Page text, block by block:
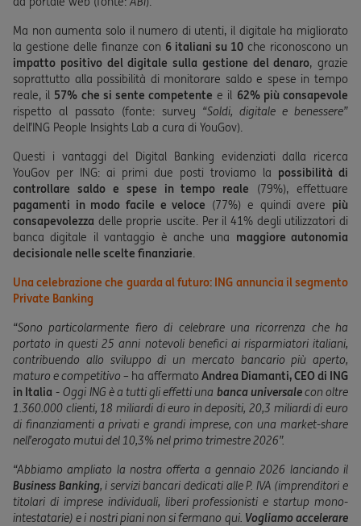
Ma non aumenta solo il numero di utenti, il digitale ha migliorato
la gestione delle finanze con 6 italiani su 10 che riconoscono un
impatto positivo del digitale sulla gestione del denaro, grazie
soprattutto alla possibilità di monitorare saldo e spese in tempo
reale, il 57% che si sente competente e il 62% più consapevole
rispetto al passato (fonte: survey “Soldi, digitale e benessere”
dell’ING People Insights Lab a cura di YouGov).
Questi i vantaggi del Digital Banking evidenziati dalla ricerca
YouGov per ING: ai primi due posti troviamo la possibilità di
controllare saldo e spese in tempo reale (79%), effettuare
pagamenti in modo facile e veloce (77%) e quindi avere più
consapevolezza delle proprie uscite. Per il 41% degli utilizzatori di
banca digitale il vantaggio è anche una maggiore autonomia
decisionale nelle scelte finanziarie.
Una celebrazione che guarda al futuro: ING annuncia il segmento
Private Banking
“Sono particolarmente fiero di celebrare una ricorrenza che ha
portato in questi 25 anni notevoli benefici ai risparmiatori italiani,
contribuendo allo sviluppo di un mercato bancario più aperto,
maturo e competitivo – ha affermato Andrea Diamanti, CEO di ING
in Italia -Oggi ING è a tutti gli effetti una banca universalecon oltre
1.360.000 clienti, 18 miliardi di euro in depositi, 20,3 miliardi di euro
di finanziamenti a privati e grandi imprese, con una market-share
nell’erogato mutui del 10,3% nel primo trimestre 2026”.
“Abbiamoampliato la nostra offerta a gennaio 2026 lanciando il
Business Banking, i servizi bancari dedicati alle P. IVA (imprenditori e
titolari di imprese individuali, liberi professionisti e startup mono-
intestatarie) e i nostri piani non si fermano qui. Vogliamo accelerare